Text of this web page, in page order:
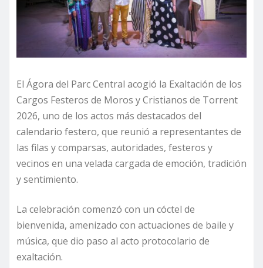
El Ágora del Parc Central acogió la Exaltación de los
Cargos Festeros de Moros y Cristianos de Torrent
2026, uno de los actos más destacados del
calendario festero, que reunió a representantes de
las filas y comparsas, autoridades, festeros y
vecinos en una velada cargada de emoción, tradición
y sentimiento.
La celebración comenzó con un cóctel de
bienvenida, amenizado con actuaciones de baile y
música, que dio paso al acto protocolario de
exaltación.